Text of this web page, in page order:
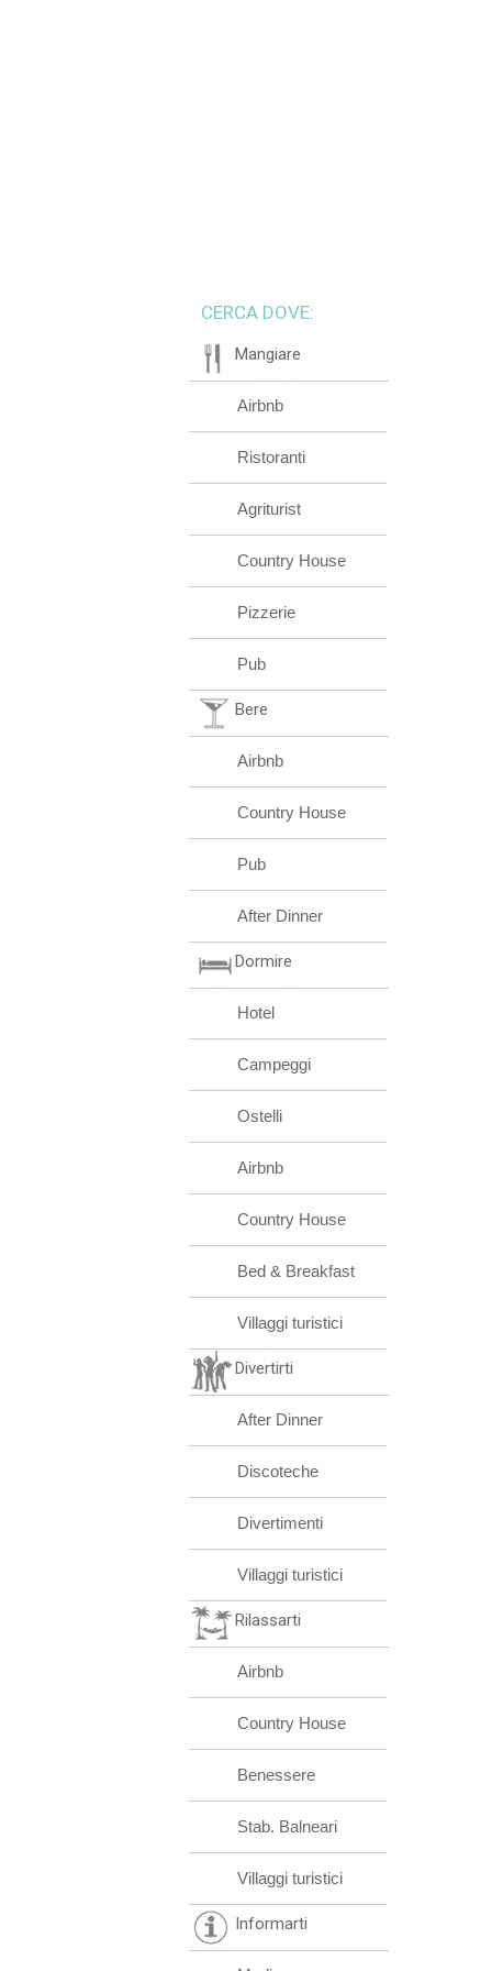
CERCA DOVE:
Mangiare
Airbnb
Ristoranti
Agriturist
Country House
Pizzerie
Pub
Bere
Airbnb
Country House
Pub
After Dinner
Dormire
Hotel
Campeggi
Ostelli
Airbnb
Country House
Bed & Breakfast
Villaggi turistici
Divertirti
After Dinner
Discoteche
Divertimenti
Villaggi turistici
Rilassarti
Airbnb
Country House
Benessere
Stab. Balneari
Villaggi turistici
Informarti